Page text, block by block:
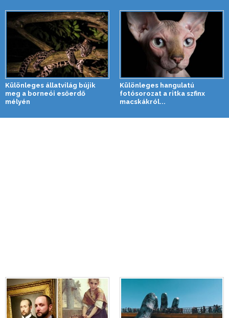
Különleges állatvilág bújik
meg a borneói esőerdő
mélyén
Különleges hangulatú
fotósorozat a ritka szfinx
macskákról...